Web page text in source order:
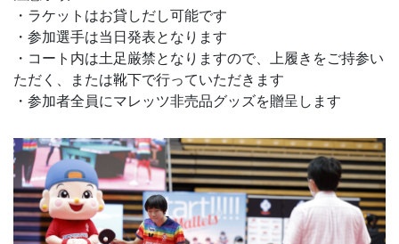
・ラケットはお貸しだし可能です
・参加選手は当日発表となります
・コート内は土足厳禁となりますので、上履きをご持参い
ただく、または靴下で行っていただきます
・参加者全員にマレッツ非売品グッズを贈呈します